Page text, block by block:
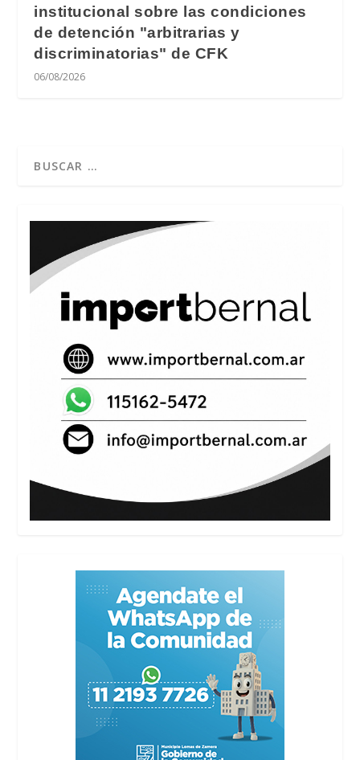
institucional sobre las condiciones
de detención "arbitrarias y
discriminatorias" de CFK
06/08/2026